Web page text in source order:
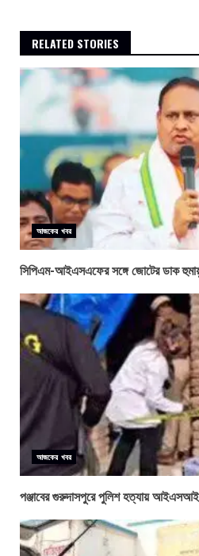
RELATED STORIES
আজকের খবর
সিপিএম-আইএসএফের সঙ্গে জোটের ডাক
আজকের খবর
পঞ্জাবের গুরুদাসপুরে পুলিশ হত্যায়